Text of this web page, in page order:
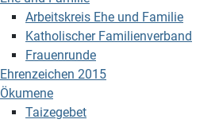
Arbeitskreis Ehe und Familie
Katholischer Familienverband
Frauenrunde
Ehrenzeichen 2015
Ökumene
Taizegebet